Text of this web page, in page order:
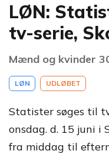
LØN:
tv-serie,
Mænd og kvinder
LØN UDLØBET
Statister søges til
onsdag. d. 15 juni i
fra middag til